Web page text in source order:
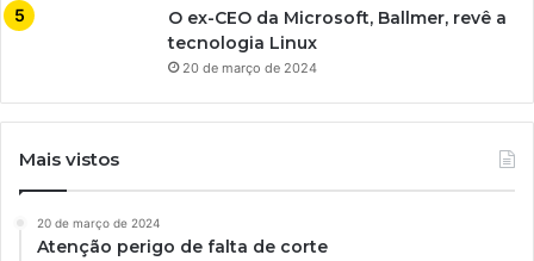
O ex-CEO da Microsoft, Ballmer, revê a
tecnologia Linux
20 de março de 2024
Mais vistos
20 de março de 2024
Atenção perigo de falta de corte